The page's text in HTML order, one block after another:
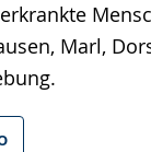
Marl,